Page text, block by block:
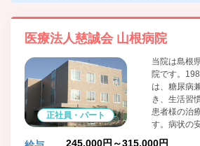
医療法人慈誠会 山根病院
正社員・パート
当院は島根
院です。
は、糖尿病
き、生活習
患者様の治
す。病状の
養の場を提
245,000円～315,000円